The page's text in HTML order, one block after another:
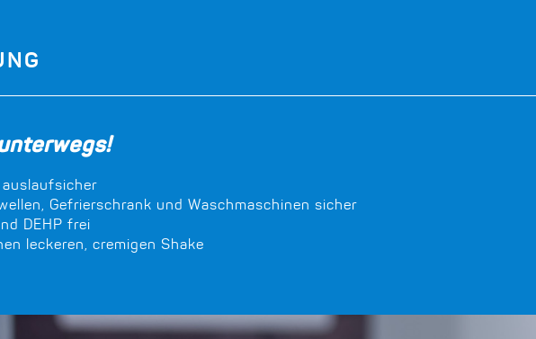
auslaufsicher
Gefrierschrank und Waschmaschinen sicher
DEHP frei
leckeren, cremigen Shake